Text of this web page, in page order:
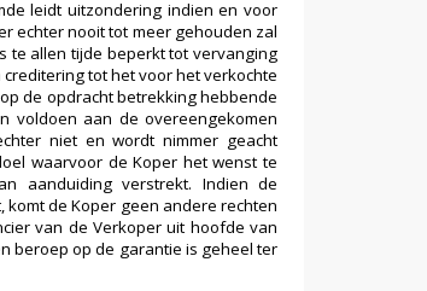
leidt uitzondering indien en voor
echter nooit tot meer gehouden zal
te allen tijde beperkt tot vervanging
tot het voor het verkochte
de opdracht betrekking hebbende
voldoen aan de overeengekomen
niet en wordt nimmer geacht
waarvoor de Koper het wenst te
aanduiding verstrekt. Indien de
de Koper geen andere rechten
van de Verkoper uit hoofde van
beroep op de garantie is geheel ter